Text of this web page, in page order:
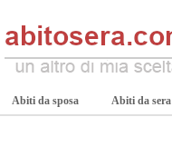
Abiti da sposa Abiti da sera